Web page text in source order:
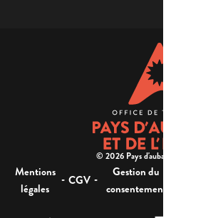
© 2026 Pays d'aubagne et de l'étoile -
Mentions
légales
- CGV -
Gestion du
consentement